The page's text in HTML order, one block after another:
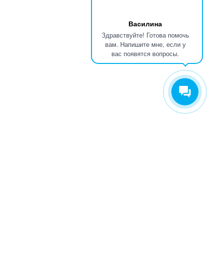
Василина
Здравствуйте! Готова помочь
вам. Напишите мне, если у
вас появятся вопросы.